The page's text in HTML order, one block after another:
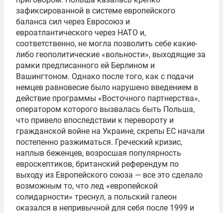
зафиксированной в системе европейского
баланса сил через Евросоюз и
евроатлантического через НАТО и,
соответственно, не могла позволить себе какие-
либо геополитические «вольности», выходящие за
рамки предписанного ей Берлином и
Вашингтоном. Однако после того, как с подачи
немцев равновесие было нарушено введением в
действие программы «Восточного партнерства»,
оператором которого вызвалась быть Польша,
что привело впоследствии к перевороту и
гражданской войне на Украине, скрепы ЕС начали
постепенно разжиматься. Греческий кризис,
наплыв беженцев, возросшая популярность
евроскептиков, британский референдум по
выходу из Европейского союза — все это сделало
возможным то, что лед «европейской
солидарности» треснул, а польский галеон
оказался в непривычной для себя после 1999 и